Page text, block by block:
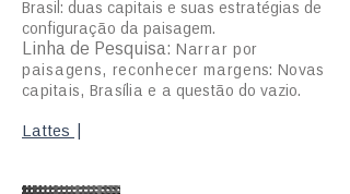
Brasil: duas capitais e suas estratégias de
configuração da paisagem.
Linha de Pesquisa:
Narrar por
paisagens, reconhecer margens: Novas
capitais, Brasília e a questão do vazio.
Lattes